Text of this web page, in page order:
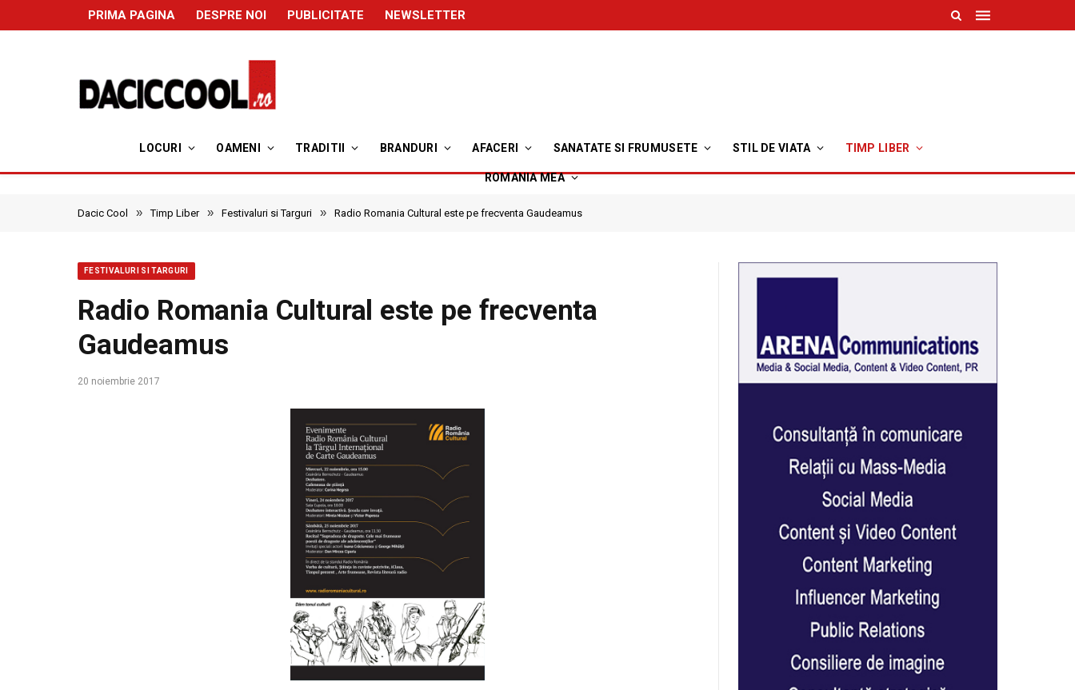
PRIMA PAGINA DESPRE NOI PUBLICITATE NEWSLETTER
LOCURI OAMENI TRADITII BRANDURI AFACERI SANATATE SI FRUMUSETE STIL DE VIATA TIMP LIBER
ROMANIA MEA
Dacic Cool » Timp Liber » Festivaluri si Targuri » Radio Romania Cultural este pe frecventa Gaudeamus
FESTIVALURI SI TARGURI
Radio Romania Cultural este pe frecventa
Gaudeamus
20 noiembrie 2017